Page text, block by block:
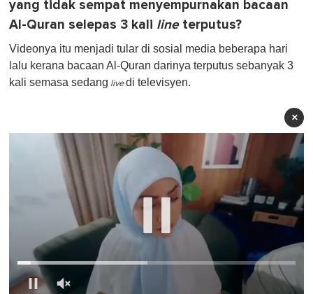
yang tidak sempat menyempurnakan bacaan
Al-Quran selepas 3 kali lineterputus?
Videonya itu menjadi tular di sosial media beberapa hari
lalu kerana bacaan Al-Quran darinya terputus sebanyak 3
kali semasa sedang livedi televisyen.
×